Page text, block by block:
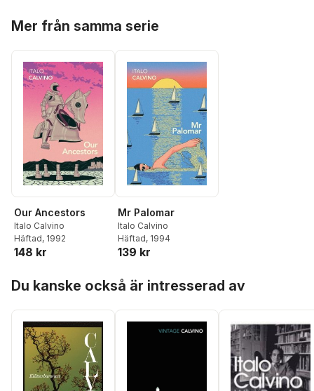
Mer från samma serie
Our Ancestors
Italo Calvino
Häftad, 1992
148 kr
Mr Palomar
Italo Calvino
Häftad, 1994
139 kr
Du kanske också är intresserad av